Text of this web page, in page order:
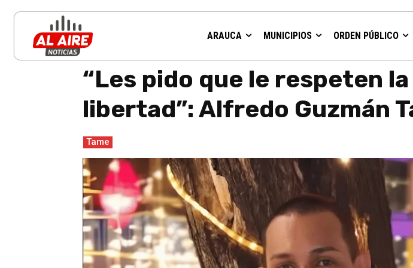
ARAUCA MUNICIPIOS ORDEN PÚBLICO
Inicio
“Les pido que le respeten
libertad”: Alfredo Guzmán
Tame